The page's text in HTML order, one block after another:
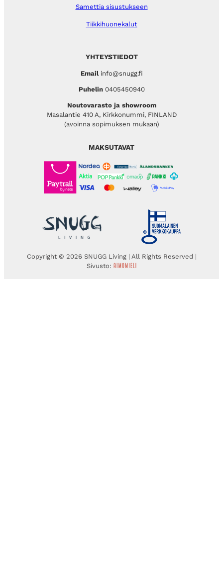
YHTEYSTIEDOT
Emailinfo@snugg.fi
Puhelin 0405450940
Noutovarasto ja showroom
Masalantie 410 A, Kirkkonummi, FINLAND
(avoinna sopimuksen mukaan)
Samettia sisustukseen
Tiikkihuonekalut
MAKSUTAVAT
Copyright © 2026 SNUGG Living | All Rights Reserved |
Sivusto: